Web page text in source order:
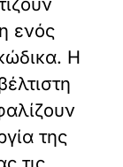
ενός
Η
της